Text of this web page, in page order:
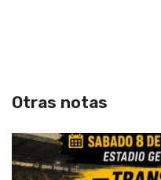
Otras notas